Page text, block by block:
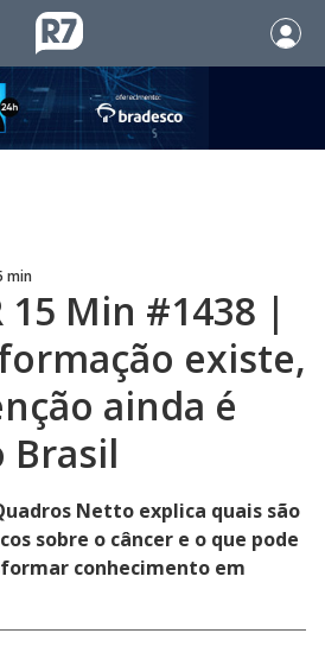
min
15 Min #1438 |
existe,
ainda é
Brasil
Netto explica quais são
sobre o câncer e o que pode
conhecimento em